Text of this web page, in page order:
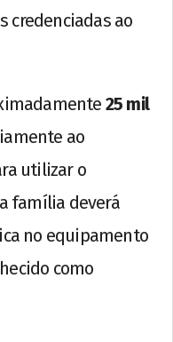
credenciadas ao
25 mil
ao
utilizar o
família deverá
no equipamento
como